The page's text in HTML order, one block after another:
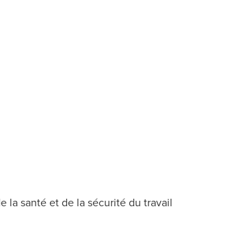
la santé et de la sécurité du travail